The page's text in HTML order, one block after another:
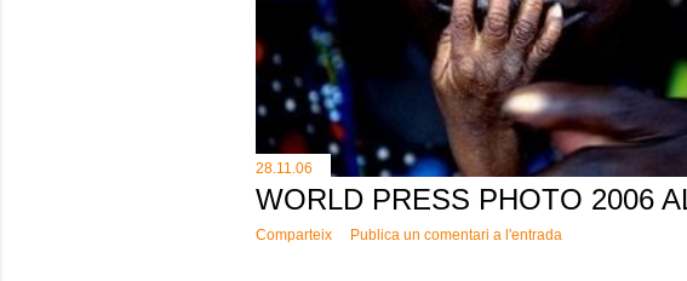
28.11.06
WORLD PRESS PHOTO 2006
Comparteix Publica un comentari a l'entrada